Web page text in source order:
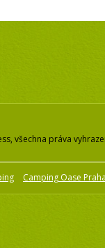
všechna práva
Camping Oase